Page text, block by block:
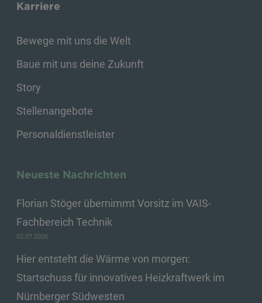
Karriere
Bewege mit uns die Welt
Baue mit uns deine Zukunft
Story
Stellenangebote
Personaldienstleister
Neueste Nachrichten
Florian Stöger übernimmt Vorsitz im VAIS-
Fachbereich Technik
02.07.2026
Hier entsteht die Wärme von morgen:
Startschuss für innovatives Heizkraftwerk im
Nürnberger Südwesten